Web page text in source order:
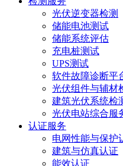
光伏逆变器检测
储能电池测试
储能系统评估
充电桩测试
UPS测试
软件故障诊断平
光伏组件与辅材
建筑光伏系统检
光伏电站综合服
认证服务
电网性能与保护
建筑与仿真认证
能效认证